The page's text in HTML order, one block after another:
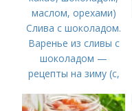
Слива с шоколадом.
Варенье из сливы с
шоколадом —
рецепты на зиму (с,
маслом, орехами)